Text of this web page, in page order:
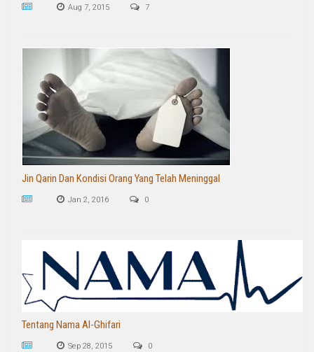
Aug 7, 2015 7
Jin Qarin Dan Kondisi Orang Yang Telah Meninggal
Jan 2, 2016 0
Tentang Nama Al-Ghifari
Sep 28, 2015 0